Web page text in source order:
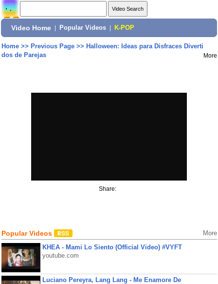
Video Home Popular Videos K-POP
Home>> Previous Page>> Halloween: Ideas para Disfraces Diverti
dos de Parejas
More
Share:
Popular Videos More
KHEA - Mami Lo Siento (Official Video) #VYFT
youtube.com
Luciano Pereyra, Lang Lang - Me Enamore De